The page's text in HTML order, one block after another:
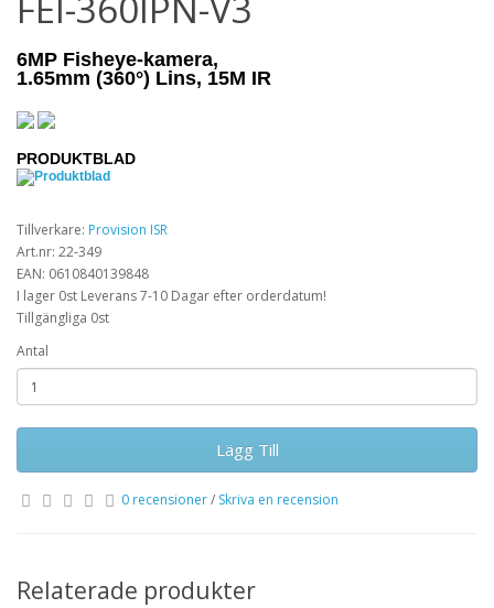
6MP Fisheye-kamera,
1.65mm (360°) Lins, 15M IR
PRODUKTBLAD
Tillverkare: Provision ISR
Art.nr: 22-349
EAN: 0610840139848
I lager 0st Leverans 7-10 Dagar efter orderdatum!
Tillgängliga 0st
Antal
Lägg Till
0 recensioner/ Skriva en recension
Relaterade produkter